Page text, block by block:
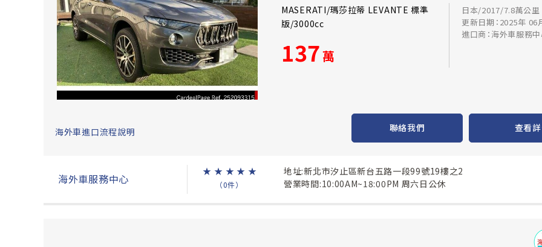
MASERATI/瑪莎拉蒂 LEVANTE 標準
版/3000cc
137萬
日本/2017/7.8萬公里
更新日期：2025年 06
進口商：海外車服務
海外車進口流程說明 聯絡我們 查看
海外車服務中心
★ ★ ★ ★ ★
（0件）
地址:新北市汐止區新台五路一段99號19樓之2
營業時間:10:00AM~18:00PM 周六日公休